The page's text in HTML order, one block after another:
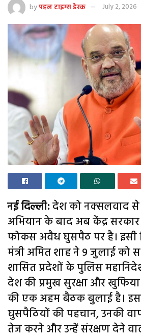
byपहल टाइम्स डेस्क July 2, 2026
नई दिल्ली:देश को नक्सलवाद से
अभियान के बाद अब केंद्र
फोकस अवैध घुसपैठ पर है। इसी
मंत्री अमित शाह ने 9 जुलाई को
शासित प्रदेशों के पुलिस
देश की प्रमुख सुरक्षा और
की एक अहम बैठक बुलाई है।
घुसपैठियों की पहचान, उनकी
तेज करने और उन्हें संरक्षण देने